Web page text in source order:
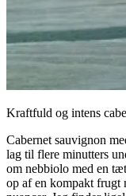
Kraftfuld og intens
Cabernet sauvignon
lag til flere minutters
om nebbiolo med en
op af en kompakt